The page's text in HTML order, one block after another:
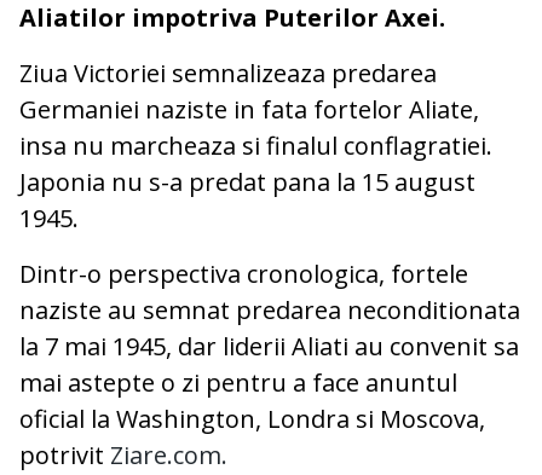
Aliatilor impotriva Puterilor Axei.
Ziua Victoriei semnalizeaza predarea
Germaniei naziste in fata fortelor Aliate,
insa nu marcheaza si finalul conflagratiei.
Japonia nu s-a predat pana la 15 august
1945.
Dintr-o perspectiva cronologica, fortele
naziste au semnat predarea neconditionata
la 7 mai 1945, dar liderii Aliati au convenit sa
mai astepte o zi pentru a face anuntul
oficial la Washington, Londra si Moscova,
potrivit Ziare.com.